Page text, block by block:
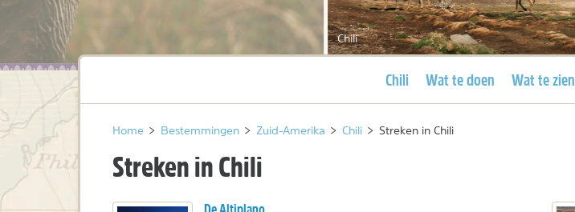
Chili
Huidige pagina
Chili Wat te doen Wat te zien
Home > Bestemmingen > Zuid-Amerika > Chili > Streken in Chili
Streken in Chili